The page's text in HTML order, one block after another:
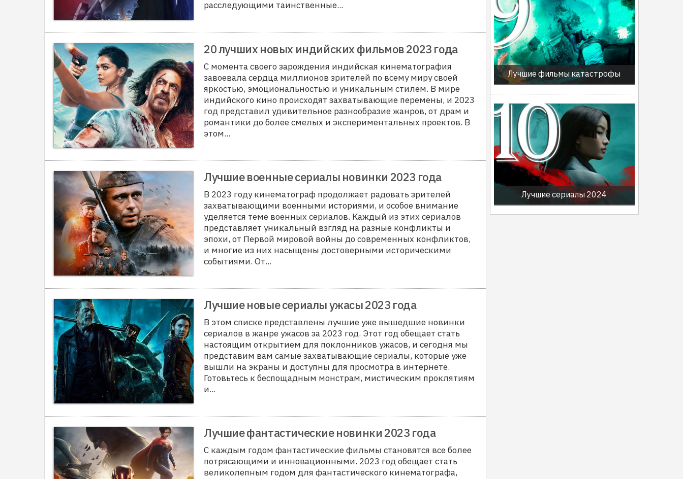
расследующими таинственные...
20 лучших новых индийских фильмов 2023 года
С момента своего зарождения индийская кинематография
завоевала сердца миллионов зрителей по всему миру своей
яркостью, эмоциональностью и уникальным стилем. В мире
индийского кино происходят захватывающие перемены, и 2023
год представил удивительное разнообразие жанров, от драм и
романтики до более смелых и экспериментальных проектов. В
этом...
Лучшие военные сериалы новинки 2023 года
В 2023 году кинематограф продолжает радовать зрителей
захватывающими военными историями, и особое внимание
уделяется теме военных сериалов. Каждый из этих сериалов
представляет уникальный взгляд на разные конфликты и
эпохи, от Первой мировой войны до современных конфликтов,
и многие из них насыщены достоверными историческими
событиями. От...
Лучшие новые сериалы ужасы 2023 года
В этом списке представлены лучшие уже вышедшие новинки
сериалов в жанре ужасов за 2023 год. Этот год обещает стать
настоящим открытием для поклонников ужасов, и сегодня мы
представим вам самые захватывающие сериалы, которые уже
вышли на экраны и доступны для просмотра в интернете.
Готовьтесь к беспощадным монстрам, мистическим проклятиям
и...
Лучшие фантастические новинки 2023 года
С каждым годом фантастические фильмы становятся все более
потрясающими и инновационными. 2023 год обещает стать
великолепным годом для фантастического кинематографа,
Лучшие фильмы катастрофы
Лучшие сериалы 2024